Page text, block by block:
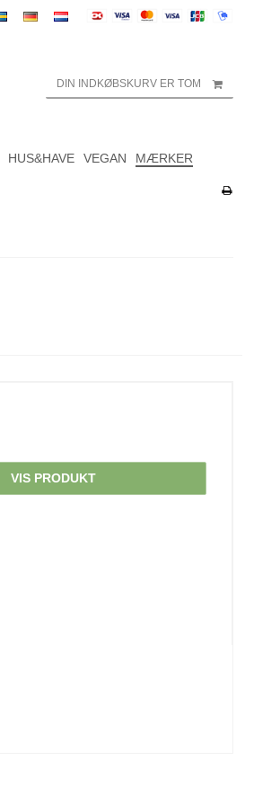
DIN INDKØBSKURV ER TOM
HUS&HAVE VEGAN MÆRKER
VIS PRODUKT